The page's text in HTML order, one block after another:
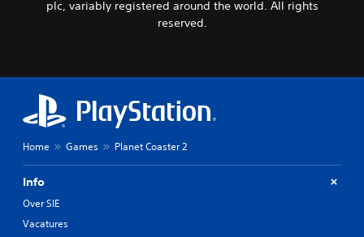
plc, variably registered around the world. All rights
reserved.
Home Games Planet Coaster 2
Info
Over SIE
Vacatures